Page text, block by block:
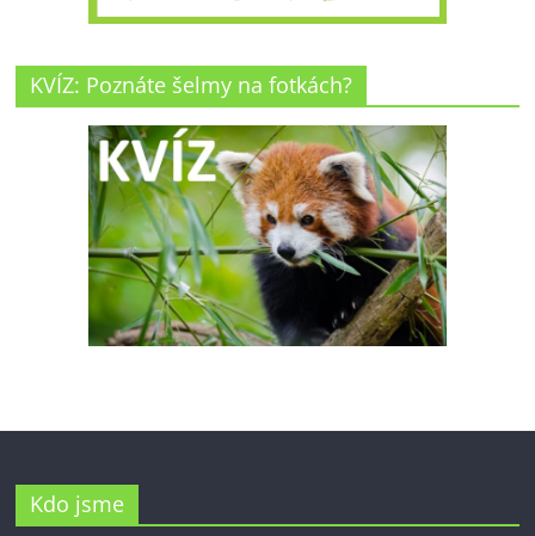
KVÍZ: Poznáte šelmy na fotkách?
Kdo jsme